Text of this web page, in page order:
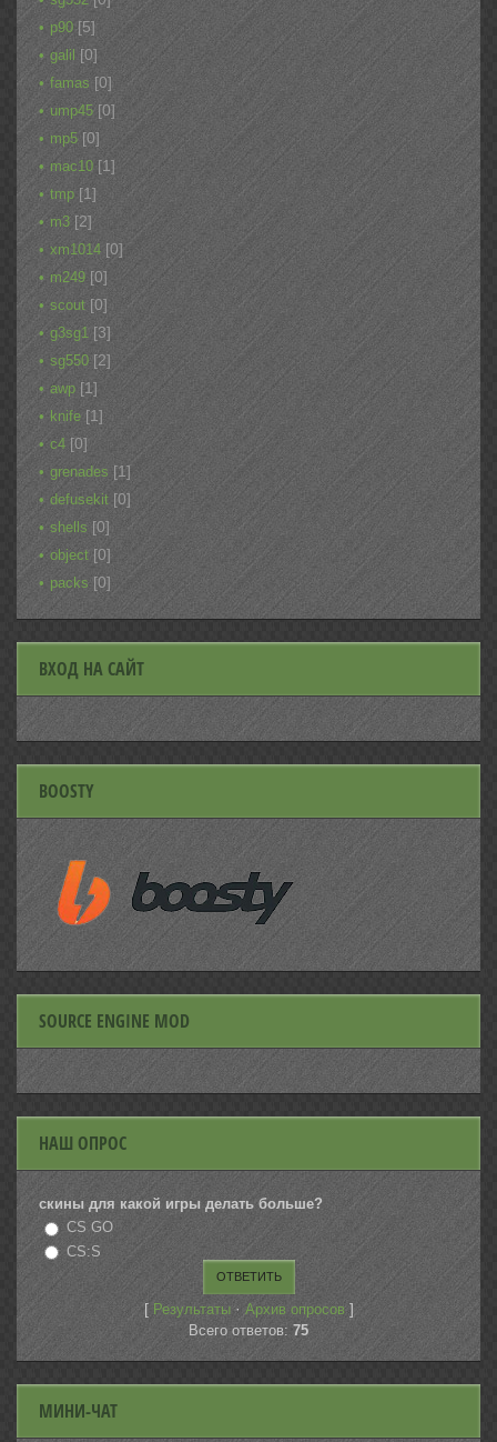
p90 [5]
galil [0]
famas [0]
ump45 [0]
mp5 [0]
mac10 [1]
tmp [1]
m3 [2]
xm1014 [0]
m249 [0]
scout [0]
g3sg1 [3]
sg550 [2]
awp [1]
knife [1]
c4 [0]
grenades [1]
defusekit [0]
shells [0]
object [0]
packs [0]
ВХОД НА САЙТ
BOOSTY
SOURCE ENGINE MOD
НАШ ОПРОС
скины для какой игры делать больше?
CS GO
CS:S
[ Результаты· Архив опросов]
Всего ответов:75
МИНИ-ЧАТ